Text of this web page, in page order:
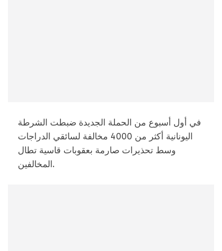
في أول أسبوع من الحملة الجديدة ضبطت الشرطة
اليونانية أكثر من 4000 مخالفة لسائقي الدراجات
وسط تحذيرات صارمة بعقوبات قاسية تطال
المخالفين.